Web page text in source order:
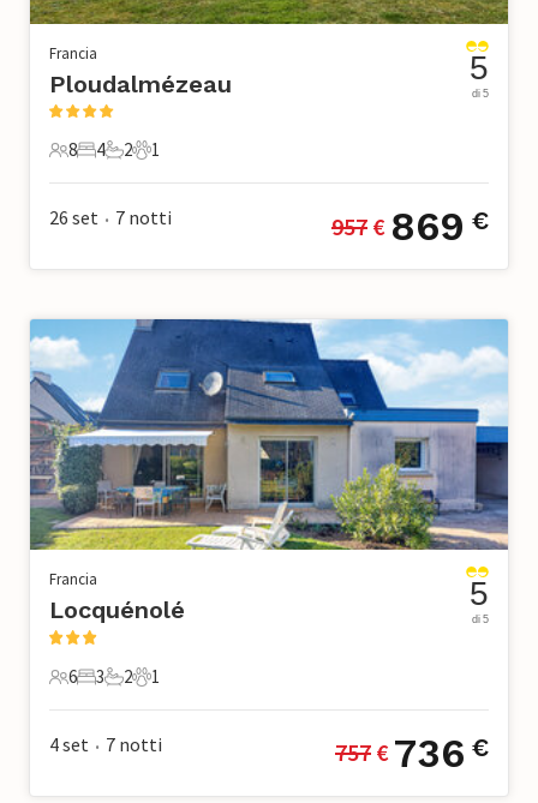
Francia
Ploudalmézeau
8 Ospiti
8
4 Camere da letto
4
2 Bagni
2
1 Animale domestico
1
5
di 5
26 set • 7 notti 957 € 869 €
Francia
Locquénolé
6 Ospiti
6
3 Camere da letto
3
2 Bagni
2
1 Animale domestico
1
5
di 5
4 set • 7 notti 757 € 736 €